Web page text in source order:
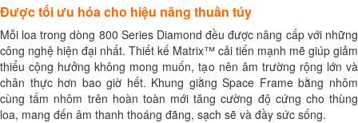
Được tối ưu hóa cho hiệu năng thuần túy
Mỗi loa trong dòng 800 Series Diamond đều được nâng cấp với những
công nghệ hiện đại nhất. Thiết kế Matrix™ cải tiến mạnh mẽ giúp giảm
thiểu cộng hưởng không mong muốn, tạo nên âm trường rộng lớn và
chân thực hơn bao giờ hết. Khung giằng Space Frame bằng nhôm
cùng tấm nhôm trên hoàn toàn mới tăng cường độ cứng cho thùng
loa, mang đến âm thanh thoáng đãng, sạch sẽ và đầy sức sống.